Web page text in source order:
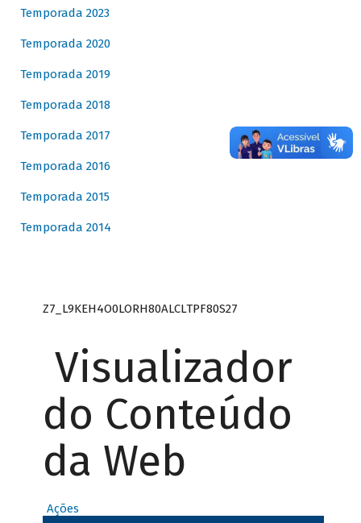
Temporada 2023
Temporada 2020
Temporada 2019
Temporada 2018
Temporada 2017
Temporada 2016
Temporada 2015
Temporada 2014
Z7_L9KEH4O0LORH80ALCLTPF80S27
Visualizador
do Conteúdo
da Web
Ações